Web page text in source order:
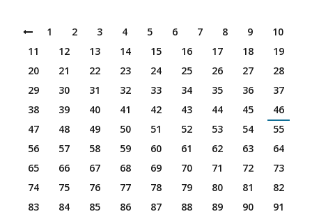
1 2 3 4 5 6 7 8 9
10
11
12 13 14 15 16 17 18
19
20
21 22 23 24 25 26 27
28
29
30 31 32 33 34 35 36
37
38
39 40 41 42 43 44 45
46
47
48 49 50 51 52 53 54
55
56
57 58 59 60 61 62 63
64
65
66 67 68 69 70 71 72
73
74
75 76 77 78 79 80 81
82
83
84 85 86 87 88 89 90
91